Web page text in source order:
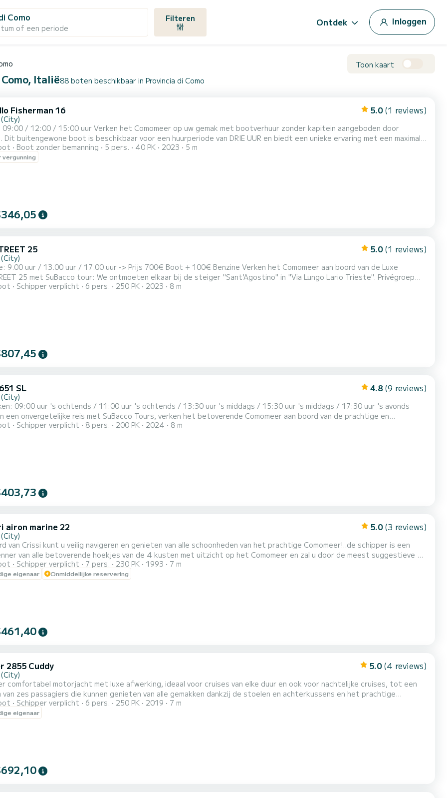
Como
of een periode
Filteren Ontdek Inloggen
Toon kaart
Italië88 boten beschikbaar in Provincia di Como
Fisherman 16 5.0 (1 reviews)
van 6 personen, ideaal voor een comfortabelere en snellere ervaring met maximaal 4 - 5 personen passagiers. De 3 uur
ervaring omvat een korte briefing van maximaal 15 minuten, waarin onze deskundige operator Subacco alle regels zal uit...
Boot zonder bemanning 5 pers. 40 PK 2023 5 m
vergunning
25 5.0 (1 reviews)
9.00 uur / 13.00 uur / 17.00 uur -> Prijs 700€ Boot + 100€ Benzine Verken het Comomeer aan boord van de Luxe
25 met SuBacco tour: We ontmoeten elkaar bij de steiger "Sant'Agostino" in "Via Lungo Lario Trieste". Privégroep
euro Tourduur: 3 uur (3u) Exclusief: brandstof en belastingen voor een totaal van 100 euro, contant te betalen na de
Schipper verplicht 6 pers. 250 PK 2023 8 m
SL 4.8 (9 reviews)
/ 17:30 uur 's avonds
reis met SuBacco Tours, verken het betoverende Comomeer aan boord van de prachtige en
vanuit Como, brengt onze twee uur durende tour je door pittoreske dorpjes, met als
Schipper verplicht 8 pers. 200 PK 2024 8 m
airon marine 22 5.0 (3 reviews)
van Crissi kunt u veilig navigeren en genieten van alle schoonheden van het prachtige Comomeer!..de schipper is een
van alle betoverende hoekjes van de 4 kusten met uitzicht op het Comomeer en zal u door de meest suggestieve en
gidsen!< br>Crissi en Max zijn ook specialisten in nachtregatta's. Wanneer de deelnemers zich terugtrekken, nemen Crissi
mee om te genieten van de magie en het mysterie van de nachtelijke landschappen verlicht door de lichten van d...
Schipper verplicht 7 pers. 230 PK 1993 7 m
eigenaar Onmiddellijke reservering
2855 Cuddy 5.0 (4 reviews)
comfortabel motorjacht met luxe afwerking, ideaal voor cruises van elke duur en ook voor nachtelijke cruises, tot een
van zes passagiers die kunnen genieten van alle gemakken dankzij de stoelen en achterkussens en het prachtige
aan de voorzijde. De boot heeft ook een buitendouche en een groot intrekbaar zonnedak, voor het geval van regen of
kan een extra hoes worden geïnstalleerd om de passagiers en de bestuurder te beschermen
Schipper verplicht 6 pers. 250 PK 2019 7 m
eigenaar